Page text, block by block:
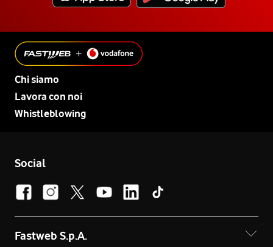
Chi siamo
Lavora con noi
Whistleblowing
Social
Fastweb S.p.A.